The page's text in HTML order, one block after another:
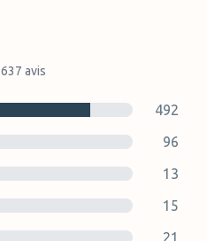
637 avis
492
96
13
15
21